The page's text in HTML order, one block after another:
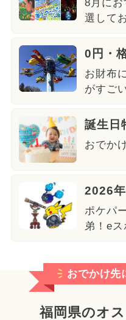
8月にお
選して
0円・
お財布
がすご
誕生日
おでか
2026年
ポケパ
弟！eス
おでかけ先
福岡県のオ